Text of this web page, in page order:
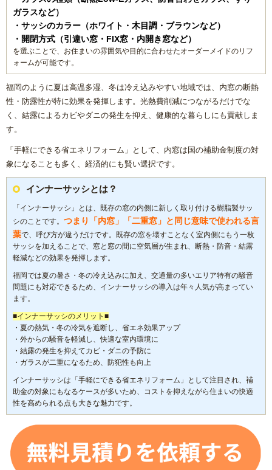
ガラスなど）
・サッシのカラー（ホワイト・木目調・ブラウンなど）
・開閉方式（引違い窓・FIX窓・内開き窓など）
を選ぶことで、お住まいの雰囲気や目的に合わせたオーダーメイドのリフ
ォームが可能です。
福岡のように夏は高温多湿、冬は冷え込みやすい地域では、内窓の断熱
性・防露性が特に効果を発揮します。光熱費削減につながるだけでな
く、結露によるカビやダニの発生を抑え、健康的な暮らしにも貢献しま
す。
「手軽にできる省エネリフォーム」として、内窓は国の補助金制度の対
象になることも多く、経済的にも賢い選択です。
インナーサッシとは？
「インナーサッシ」とは、既存の窓の内側に新しく取り付ける樹脂製サッ
シのことです。 つまり「内窓」「二重窓」と同じ意味で使われる言
葉で、呼び方が違うだけです。既存の窓を壊すことなく室内側にもう一枚
サッシを加えることで、窓と窓の間に空気層が生まれ、断熱・防音・結露
軽減などの効果を発揮します。
福岡では夏の暑さ・冬の冷え込みに加え、交通量の多いエリア特有の騒音
問題にも対応できるため、インナーサッシの導入は年々人気が高まってい
ます。
■インナーサッシのメリット■
・夏の熱気・冬の冷気を遮断し、省エネ効果アップ
・外からの騒音を軽減し、快適な室内環境に
・結露の発生を抑えてカビ・ダニの予防に
・ガラスが二重になるため、防犯性も向上
インナーサッシは「手軽にできる省エネリフォーム」として注目され、補
助金の対象にもなるケースが多いため、コストを抑えながら住まいの快適
性を高められる点も大きな魅力です。